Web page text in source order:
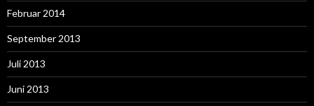
Februar 2014
September 2013
Juli 2013
Juni 2013